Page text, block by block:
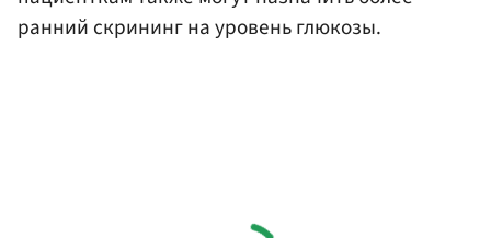
ранний скрининг на уровень глюкозы.